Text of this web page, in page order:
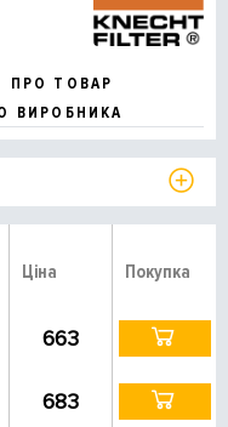
ПРО ТОВАР
ВИРОБНИКА
Ціна Покупка
663
683